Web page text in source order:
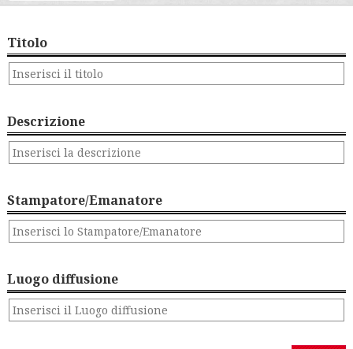
Titolo
Descrizione
Stampatore/Emanatore
Luogo diffusione